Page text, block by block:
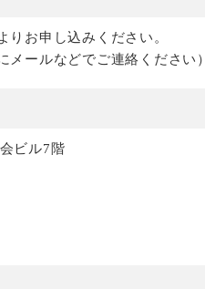
りお申し込みください。
メールなどでご連絡ください）
ビル7階